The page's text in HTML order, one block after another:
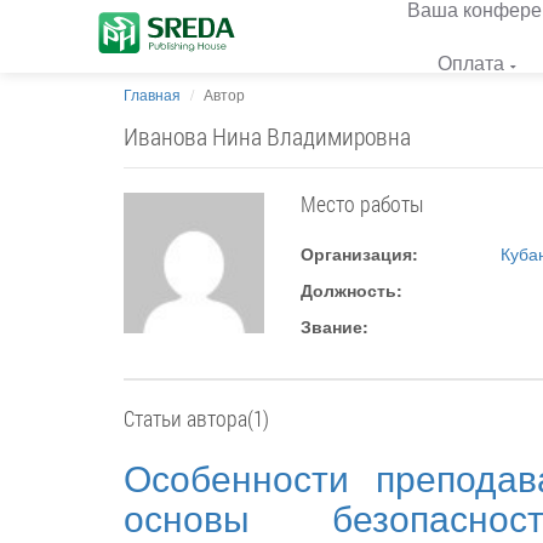
Ваша
Оплата
Главная Автор
Иванова Нина Владимировна
Место работы
Организация:
Должность:
Звание:
Статьи автора(1)
Особенности
основы